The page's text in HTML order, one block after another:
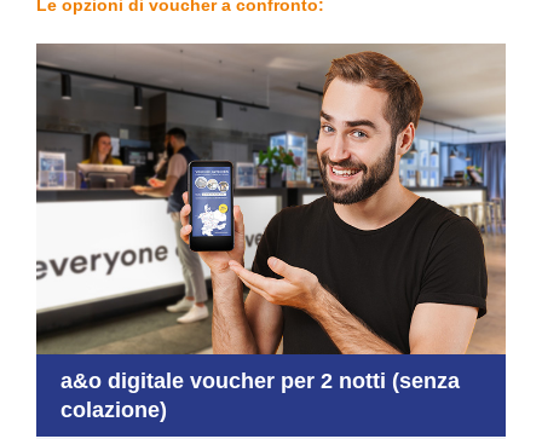
Le opzioni di voucher a confronto:
a&o digitale voucher per 2 notti (senza
colazione)